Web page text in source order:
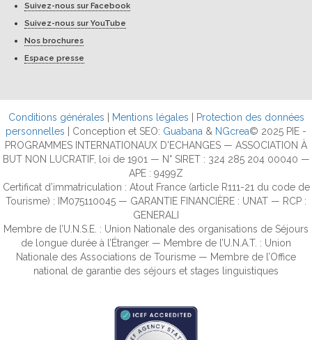
Suivez-nous sur Facebook
Suivez-nous sur YouTube
Nos brochures
Espace presse
Conditions générales Mentions légales
Protection des données
personnelles | Conception et SEO: Guabana & NGcrea© 2025 PIE -
PROGRAMMES INTERNATIONAUX D'ECHANGES — ASSOCIATION À
BUT NON LUCRATIF, loi de 1901 — N° SIRET : 324 285 204 00040 —
APE : 9499Z
Certificat d’immatriculation : Atout France (article R111-21 du code de
Tourisme) : IM075110045 — GARANTIE FINANCIÈRE : UNAT — RCP :
GENERALI
Membre de l’U.N.S.E. : Union Nationale des organisations de Séjours
de longue durée à l’Étranger — Membre de l’U.N.A.T. : Union
Nationale des Associations de Tourisme — Membre de l’Office
national de garantie des séjours et stages linguistiques